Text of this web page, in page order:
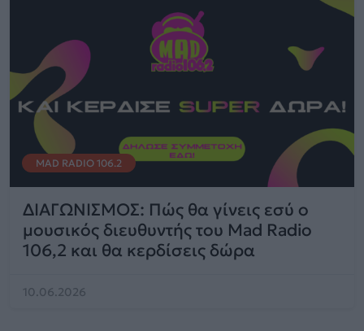
MAD RADIO 106.2
ΔΙΑΓΩΝΙΣΜΟΣ: Πώς θα γίνεις εσύ ο
μουσικός διευθυντής του Mad Radio
106,2 και θα κερδίσεις δώρα
10.06.2026